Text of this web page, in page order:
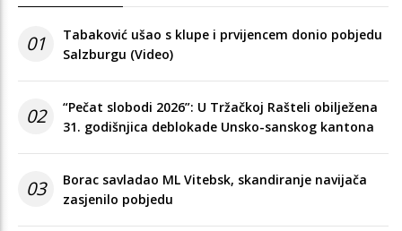
01
Tabaković ušao s klupe i prvijencem donio pobjedu
Salzburgu (Video)
02
“Pečat slobodi 2026”: U Tržačkoj Rašteli obilježena
31. godišnjica deblokade Unsko-sanskog kantona
03
Borac savladao ML Vitebsk, skandiranje navijača
zasjenilo pobjedu